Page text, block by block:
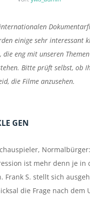
einige sehr interessant
die eng mit unseren
Bitte prüft selbst, ob
die Filme anzusehen.
GEN
ist mehr denn je in
Frank S. stellt sich
die Frage nach dem